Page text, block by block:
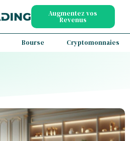
Augmentez vos
Revenus
Bourse Cryptomonnaies